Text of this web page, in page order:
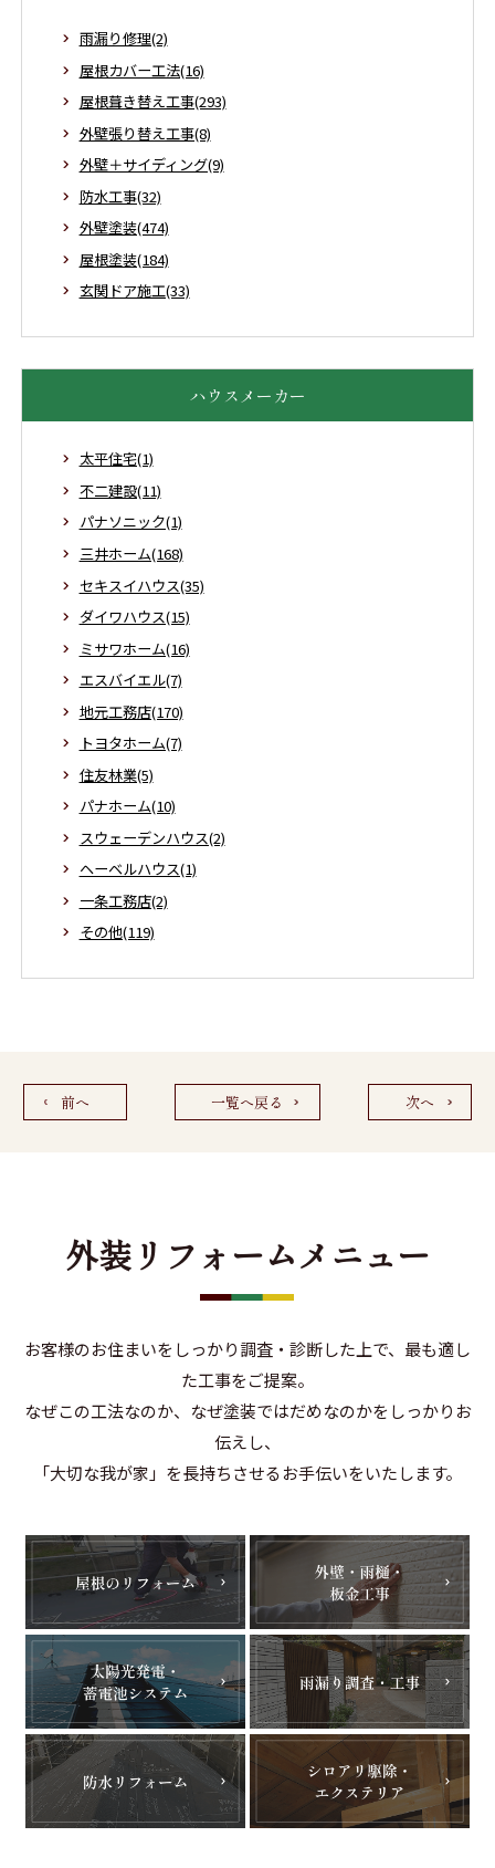
雨漏り修理(2)
屋根カバー工法(16)
屋根葺き替え工事(293)
外壁張り替え工事(8)
外壁＋サイディング(9)
防水工事(32)
外壁塗装(474)
屋根塗装(184)
玄関ドア施工(33)
ハウスメーカー
太平住宅(1)
不二建設(11)
パナソニック(1)
三井ホーム(168)
セキスイハウス(35)
ダイワハウス(15)
ミサワホーム(16)
エスバイエル(7)
地元工務店(170)
トヨタホーム(7)
住友林業(5)
パナホーム(10)
スウェーデンハウス(2)
ヘーベルハウス(1)
一条工務店(2)
その他(119)
前へ 一覧へ戻る 次へ
外装リフォームメニュー
お客様のお住まいをしっかり調査・診断した上で、最も適し
た工事をご提案。
なぜこの工法なのか、なぜ塗装ではだめなのかをしっかりお
伝えし、
「大切な我が家」を長持ちさせるお手伝いをいたします。